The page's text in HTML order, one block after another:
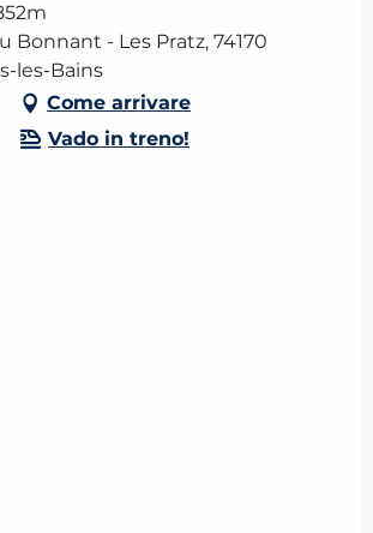
Bonnant - Les Pratz, 74170
les-Bains
Come arrivare
Vado in treno!